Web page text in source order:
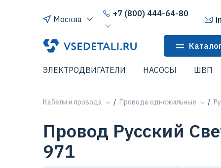
Москва
+7 (800) 444-64-80
ЭЛЕКТРОДВИГАТЕЛИ НАСОСЫ ШВП
Кабели и провода Провода одножильные
Провод Русский
971